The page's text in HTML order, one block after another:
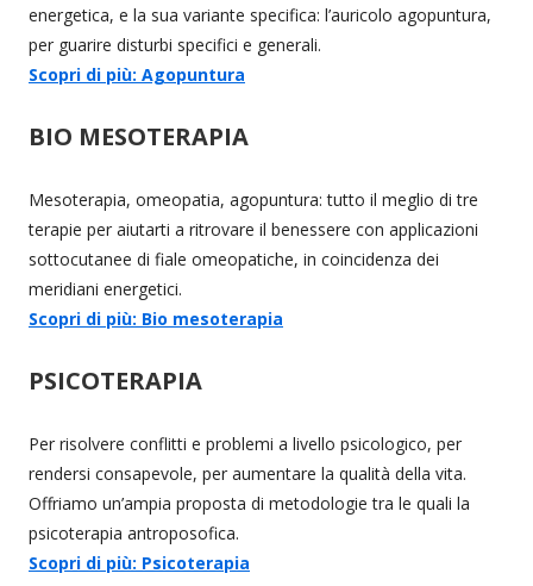
energetica, e la sua variante specifica: l’auricolo agopuntura,
per guarire disturbi specifici e generali.
Scopri di più: Agopuntura
BIO MESOTERAPIA
Mesoterapia, omeopatia, agopuntura: tutto il meglio di tre
terapie per aiutarti a ritrovare il benessere con applicazioni
sottocutanee di fiale omeopatiche, in coincidenza dei
meridiani energetici.
Scopri di più: Bio mesoterapia
PSICOTERAPIA
Per risolvere conflitti e problemi a livello psicologico, per
rendersi consapevole, per aumentare la qualità della vita.
Offriamo un’ampia proposta di metodologie tra le quali la
psicoterapia antroposofica.
Scopri di più: Psicoterapia